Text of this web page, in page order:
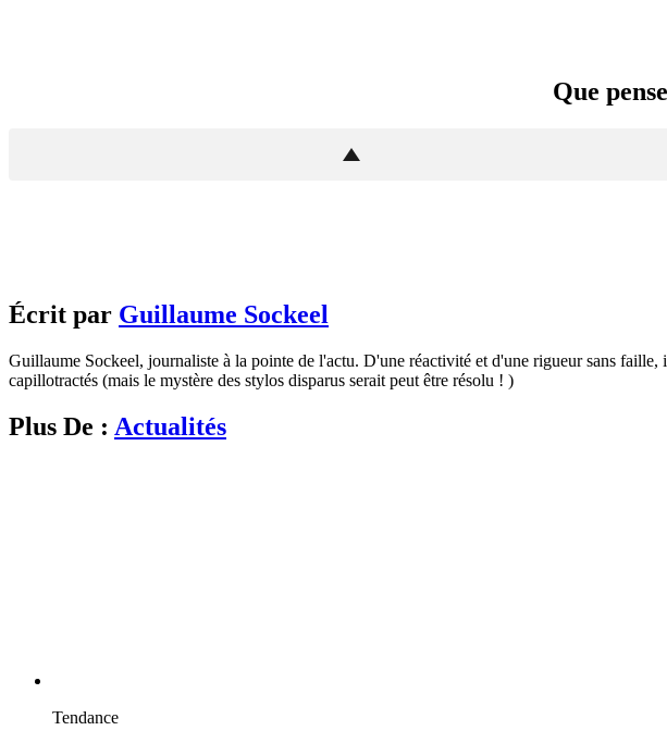
Que
Écrit par Guillaume Sockeel
Guillaume Sockeel, journaliste à la pointe de l'actu. D'une réactivité et d'une rigueur sans
capillotractés (mais le mystère des stylos disparus serait peut être résolu ! )
Plus De : Actualités
Tendance